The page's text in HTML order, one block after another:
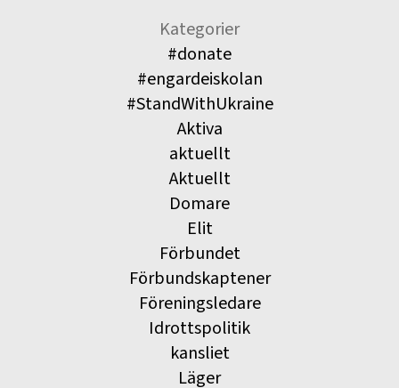
Kategorier
#donate
#engardeiskolan
#StandWithUkraine
Aktiva
aktuellt
Aktuellt
Domare
Elit
Förbundet
Förbundskaptener
Föreningsledare
Idrottspolitik
kansliet
Läger